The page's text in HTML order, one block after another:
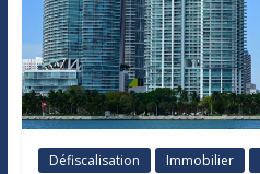
Défiscalisation Immobilier